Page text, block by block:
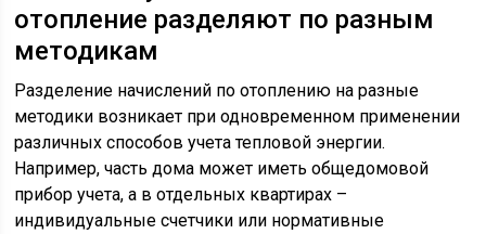
отопление разделяют по разным
методикам
Разделение начислений по отоплению на разные
методики возникает при одновременном применении
различных способов учета тепловой энергии.
Например, часть дома может иметь общедомовой
прибор учета, а в отдельных квартирах –
индивидуальные счетчики или нормативные